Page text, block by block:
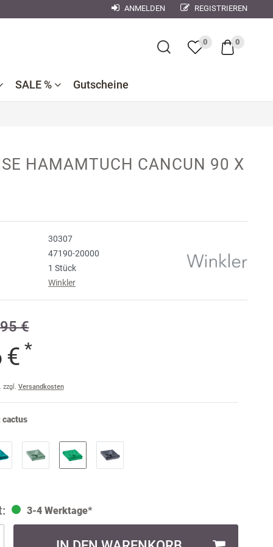
×
ANMELDEN REGISTRIEREN
SALE %
Badtextilien
Bettwäsche
Dekokissen
Gutscheine
0 0
HAMAMTUCH CANCUN 90 X
30307
47190-20000
1 Stück
Winkler
€
€ *
zzgl. Versandkosten
cactus
3-4 Werktage*